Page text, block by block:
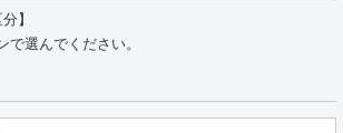
】
で選んでください。